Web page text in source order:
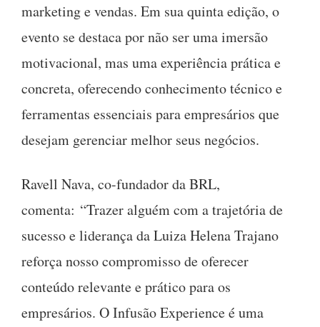
marketing e vendas. Em sua quinta edição, o
evento se destaca por não ser uma imersão
motivacional, mas uma experiência prática e
concreta, oferecendo conhecimento técnico e
ferramentas essenciais para empresários que
desejam gerenciar melhor seus negócios.
Ravell Nava, co-fundador da BRL,
comenta: “Trazer alguém com a trajetória de
sucesso e liderança da Luiza Helena Trajano
reforça nosso compromisso de oferecer
conteúdo relevante e prático para os
empresários. O Infusão Experience é uma